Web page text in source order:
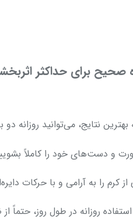
صحیح برای حداکثر
نتایج، می‌توانید روزانه
و دست‌های خود را کاملاً
از کرم را به آرامی و با حرکات
روزانه در طول روز، حتماً